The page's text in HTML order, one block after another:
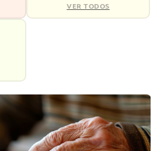
VER TODOS